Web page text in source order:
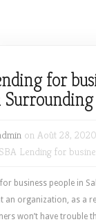
for
on Août 28,
Lending for
for business people in
an organization, as a
won’t have trouble